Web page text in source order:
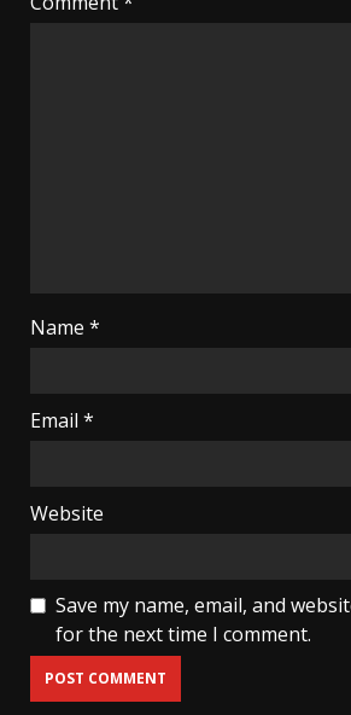
Name *
Email *
Website
Save my name, email, and
for the next time I comment.